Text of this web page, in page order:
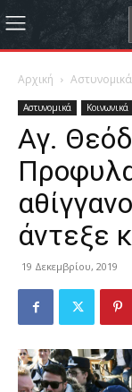
Αρχική Αστυνομικά
Αστυνομικά Κοινωνικά
Αγ.
άντεξε
19 Δεκεμβρίου, 2019